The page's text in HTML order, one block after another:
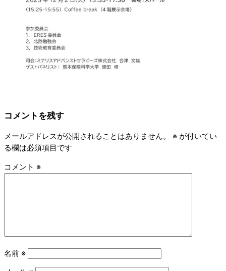
コメントを残す
メールアドレスが公開されることはありません。 ※ が付いてい
る欄は必須項目です
コメント ※
名前 ※